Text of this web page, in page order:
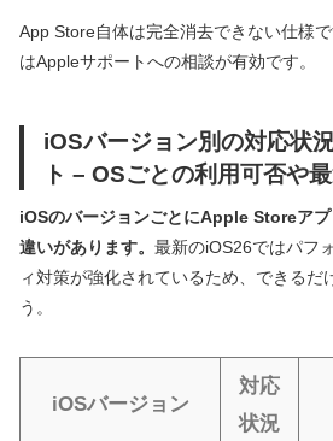
App Store自体は完全消去できない仕様
はAppleサポートへの相談が有効です。
iOSバージョン別の対応状
ト – OSごとの利用可否や
iOSのバージョンごとにApple Storeア
違いがあります。 最新のiOS26ではパフ
ィ対策が強化されているため、できるだ
う。
iOSバージョン
対応
状況